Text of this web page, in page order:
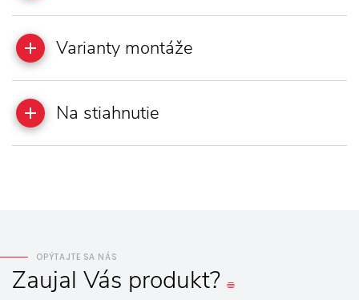
Varianty montáže
Na stiahnutie
OPÝTAJTE SA NÁS
Zaujal Vás produkt?